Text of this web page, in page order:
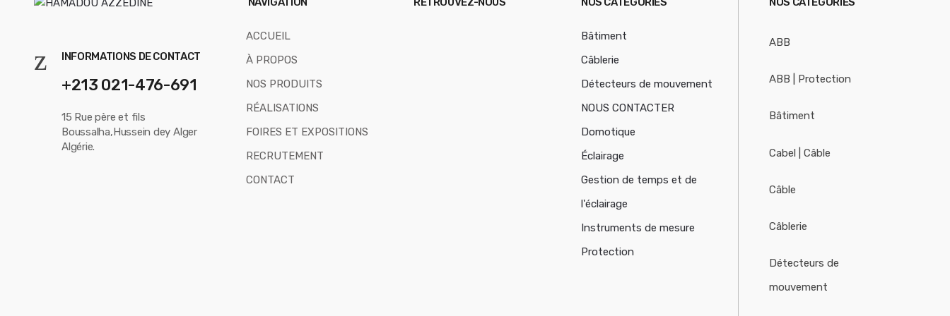
INFORMATIONS DE CONTACT
+213 021-476-691
15 Rue père et fils
Boussalha,Hussein dey Alger
Algérie.
ACCUEIL
À PROPOS
NOS PRODUITS
RÉALISATIONS
FOIRES ET EXPOSITIONS
RECRUTEMENT
CONTACT
Bâtiment
Câblerie
Détecteurs de mouvement
NOUS CONTACTER
Domotique
Éclairage
Gestion de temps et de
l'éclairage
Instruments de mesure
Protection
ABB
ABB | Protection
Bâtiment
Cabel | Câble
Câble
Câblerie
Détecteurs de
mouvement